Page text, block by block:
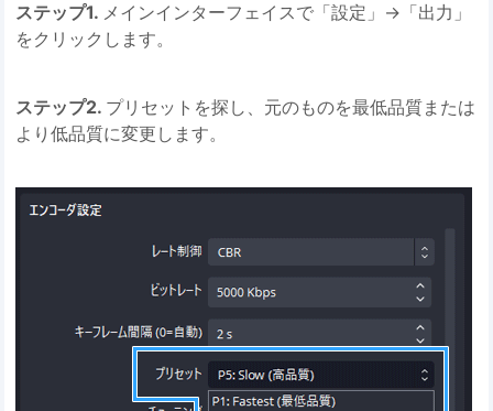
ステップ1. メインインターフェイスで「設定」→「出力」
をクリックします。
ステップ2. プリセットを探し、元のものを最低品質または
より低品質に変更します。